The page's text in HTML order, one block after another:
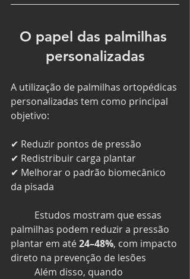
O papel das palmilhas
personalizadas
A utilização de palmilhas ortopédicas
personalizadas tem como principal
objetivo:
✔ Reduzir pontos de pressão
✔ Redistribuir carga plantar
✔ Melhorar o padrão biomecânico
da pisada
palmilhas podem reduzir a pressão
plantar em até 24–48%, com impacto
direto na prevenção de lesões